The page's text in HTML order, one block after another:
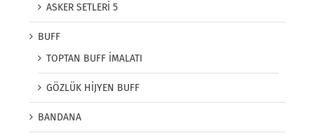
ASKER SETLERİ 5
BUFF
TOPTAN BUFF İMALATI
GÖZLÜK HİJYEN BUFF
BANDANA